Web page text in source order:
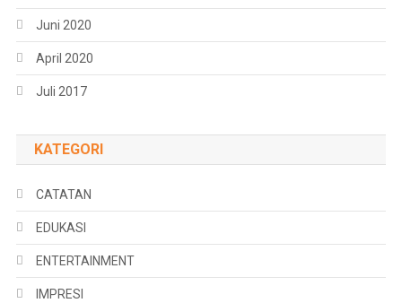
Juni 2020
April 2020
Juli 2017
KATEGORI
CATATAN
EDUKASI
ENTERTAINMENT
IMPRESI